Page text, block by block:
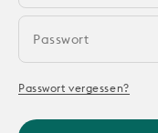
Passwort
Passwort vergessen?